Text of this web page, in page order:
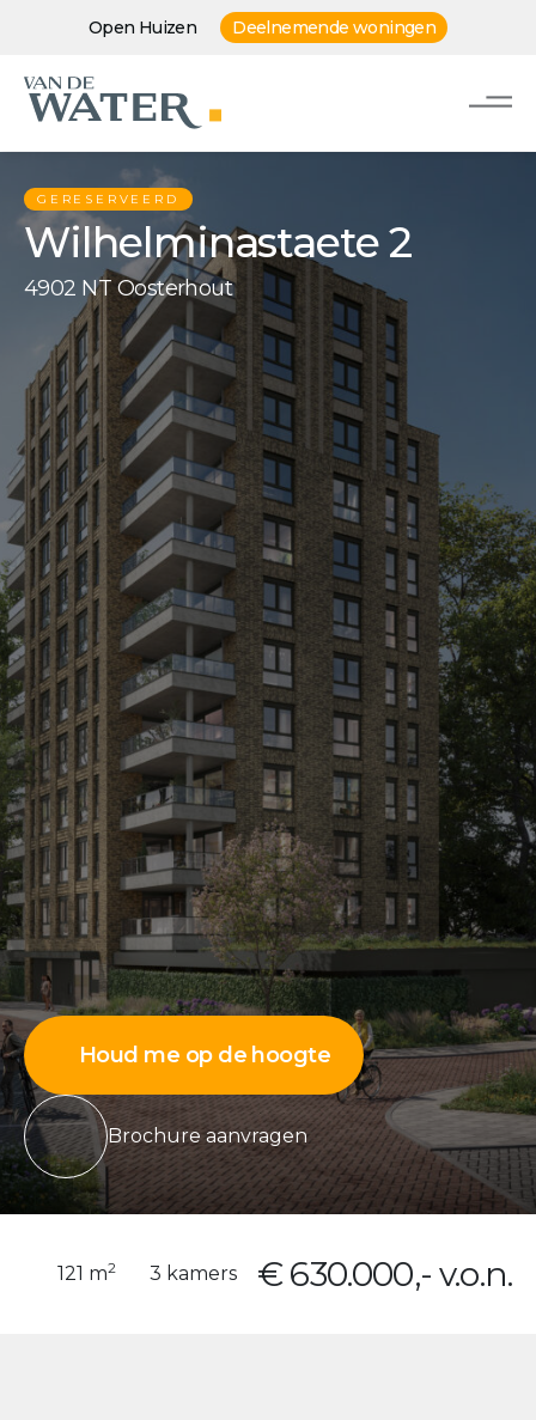
Open Huizen Deelnemende woningen
GERESERVEERD
Wilhelminastaete 2
4902 NT Oosterhout
Houd me op de hoogte
Brochure aanvragen
121 m2 3 kamers € 630.000,- v.o.n.